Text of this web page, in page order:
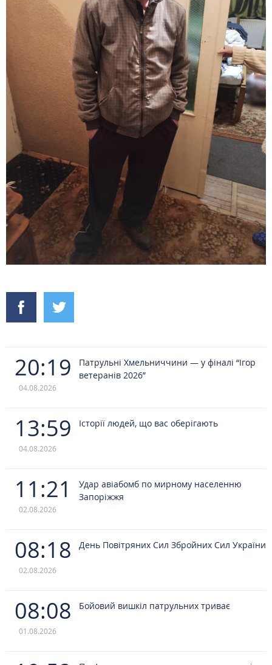
20:19
04.08.2026
Патрульні Хмельниччини — у фіналі “Ігор
ветеранів 2026”
13:59
04.08.2026
Історії людей, що вас оберігають
11:21
02.08.2026
Удар авіабомб по мирному населенню
Запоріжжя
08:18
02.08.2026
День Повітряних Сил Збройних Сил України
08:08
01.08.2026
Бойовий вишкіл патрульних триває